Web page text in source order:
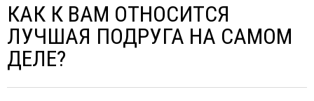
КАК К ВАМ ОТНОСИТСЯ
ЛУЧШАЯ ПОДРУГА НА САМОМ
ДЕЛЕ?